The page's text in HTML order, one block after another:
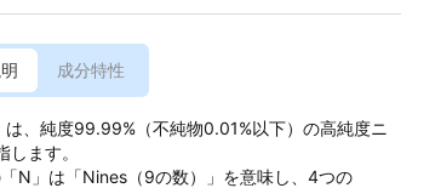
成分特性
は、純度99.99%（不純物0.01%以下）の高純度ニ
します。
「N」は「Nines（9の数）」を意味し、4つの